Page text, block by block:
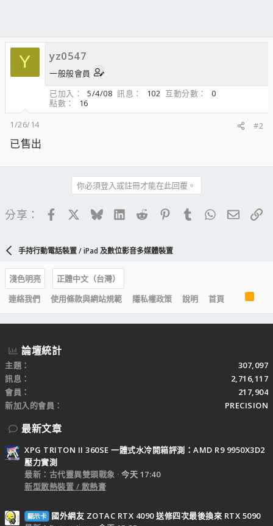
Y yz0547
一般般會員
已加入
5/4/08 訊息 102 互動分數
0
點數
16
1/26/14
#2
已售出
你必須登入或註冊才能在此回覆。
分享： FacebookBlueskyLinkedIn
Reddit PinterestTumblrWhatsApp
電子
手持行動電話裝置 / iPad 及數位影音多媒體裝置
淺色明亮
正體中文（台灣）
連絡我們
使用條款與網站規範 隱私權政策 說明 首頁
R
S
S
論壇統計
主題
307,097
訊息
2,716,117
會員
217,904
新加入的會員
PRECISION
最新文章
XPG TRITON II 360SE 一體式水冷開箱評測：AMD R9 9950X3D2
壓力實測
最新：古代靈異雙頭戰象
今天 17:40
新型散熱裝置 / 散熱膏
顯示卡
國外網友 ZOTAC RTX 4090 送修四次最後換來 RTX 5090